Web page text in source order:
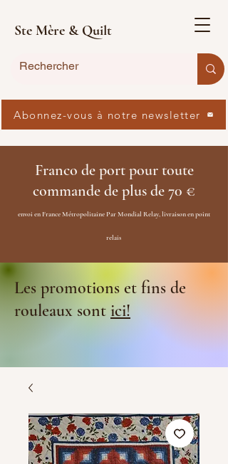
Ste Mère & Quilt
Franco de port pour toute
commande de plus de 70 €
envoi en France Métropolitaine Par Mondial Relay, livraison en point
relais
Les promotions et fins de
rouleaux sontici!
Abonnez-vous à notre newsletter